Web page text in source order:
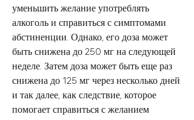
уменьшить желание употреблять
алкоголь и справиться с симптомами
абстиненции. Однако, его доза может
быть снижена до 250 мг на следующей
неделе. Затем доза может быть еще раз
снижена до 125 мг через несколько дней
и так далее, как следствие, которое
помогает справиться с желанием